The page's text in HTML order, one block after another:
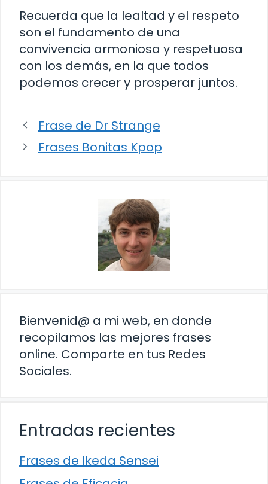
Recuerda que la lealtad y el respeto
son el fundamento de una
convivencia armoniosa y respetuosa
con los demás, en la que todos
podemos crecer y prosperar juntos.
Frase de Dr Strange
Frases Bonitas Kpop
Bienvenid@ a mi web, en donde
recopilamos las mejores frases
online. Comparte en tus Redes
Sociales.
Entradas recientes
Frases de Ikeda Sensei